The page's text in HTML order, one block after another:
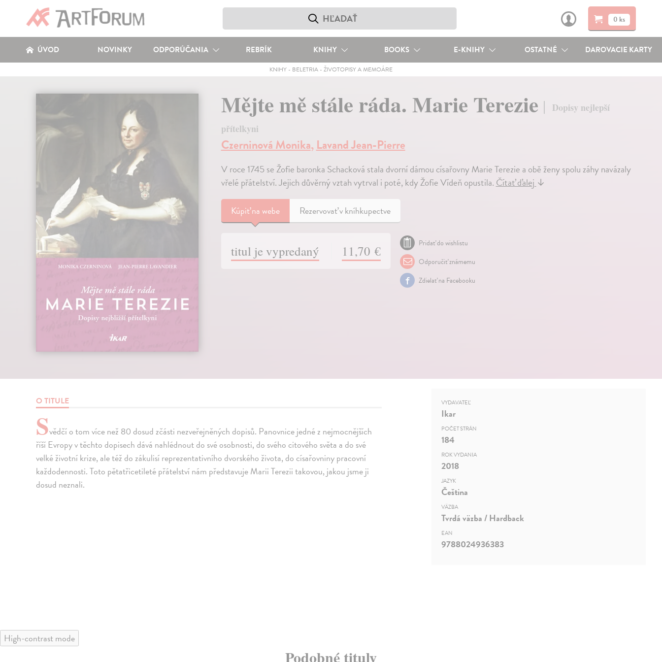
0 ks
ÚVOD NOVINKY ODPORÚČANIA REBRÍK KNIHY BOOKS E-KNIHY OSTATNÉ DAROVACIE KARTY
KNIHY- BELETRIA- ŽIVOTOPISY A MEMOÁRE
Mějte mě stále ráda. Marie Terezie
Dopisy nejlepší
přítelkyni
Czerninová Monika, Lavand Jean-Pierre
V roce 1745 se Žofie baronka Schacková stala dvorní dámou císařovny Marie Terezie a obě ženy spolu záhy navázaly
vřelé přátelství. Jejich důvěrný vztah vytrval i poté, kdy Žofie Vídeň opustila.Čítať ďalej↓
Kúpiťna webe Rezervovať v kníhkupectve
titul je vypredaný 11,70 €
Pridať do wishlistu
Odporučiť známemu
Zdielať na Facebooku
O TITULE
Svědčí o tom více než 80 dosud zčásti nezveřejněných dopisů. Panovnice jedné z nejmocnějších
říší Evropy v těchto dopisech dává nahlédnout do své osobnosti, do svého citového světa a do své
velké životní krize, ale též do zákulisí reprezentativního dvorského života, do císařovniny pracovní
každodennosti. Toto pětatřicetileté přátelství nám představuje Marii Terezii takovou, jakou jsme ji
dosud neznali.
VYDAVATEĽ
Ikar
POČET STRÁN
184
ROK VYDANIA
2018
JAZYK
Čeština
VÄZBA
Tvrdá väzba / Hardback
EAN
9788024936383
High-contrast mode
Podobné tituly